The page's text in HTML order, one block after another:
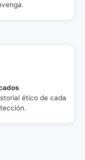
ético de cada